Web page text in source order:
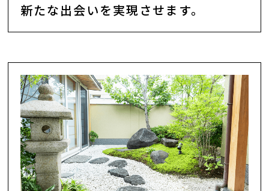
新たな出会いを実現させます。